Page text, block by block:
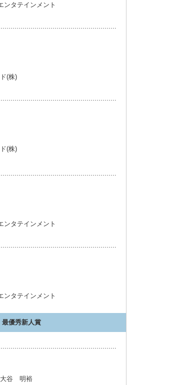
タテインメント
(株)
(株)
タテインメント
タテインメント
最優秀新人賞
谷 明裕